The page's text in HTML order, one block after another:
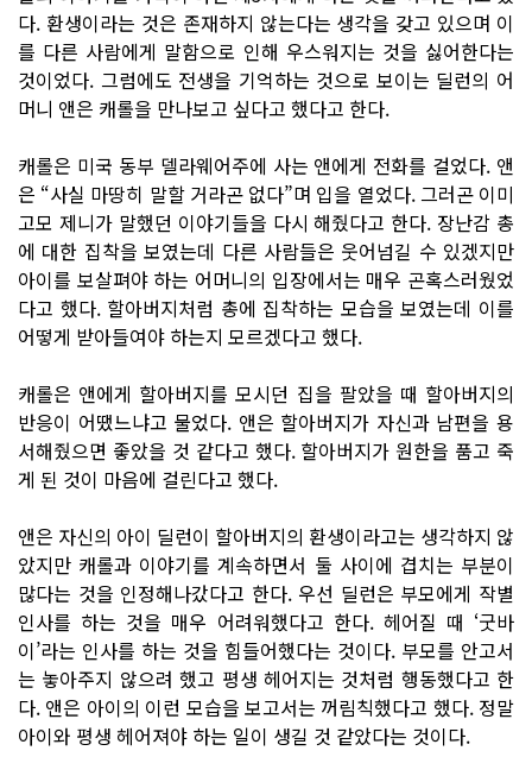
다. 환생이라는 것은 존재하지 않는다는 생각을 갖고 있으며 이
를 다른 사람에게 말함으로 인해 우스워지는 것을 싫어한다는
것이었다. 그럼에도 전생을 기억하는 것으로 보이는 딜런의 어
머니 앤은 캐롤을 만나보고 싶다고 했다고 한다.
캐롤은 미국 동부 델라웨어주에 사는 앤에게 전화를 걸었다. 앤
은 “사실 마땅히 말할 거라곤 없다”며 입을 열었다. 그러곤 이미
고모 제니가 말했던 이야기들을 다시 해줬다고 한다. 장난감 총
에 대한 집착을 보였는데 다른 사람들은 웃어넘길 수 있겠지만
아이를 보살펴야 하는 어머니의 입장에서는 매우 곤혹스러웠었
다고 했다. 할아버지처럼 총에 집착하는 모습을 보였는데 이를
어떻게 받아들여야 하는지 모르겠다고 했다.
캐롤은 앤에게 할아버지를 모시던 집을 팔았을 때 할아버지의
반응이 어땠느냐고 물었다. 앤은 할아버지가 자신과 남편을 용
서해줬으면 좋았을 것 같다고 했다. 할아버지가 원한을 품고 죽
게 된 것이 마음에 걸린다고 했다.
앤은 자신의 아이 딜런이 할아버지의 환생이라고는 생각하지 않
았지만 캐롤과 이야기를 계속하면서 둘 사이에 겹치는 부분이
많다는 것을 인정해나갔다고 한다. 우선 딜런은 부모에게 작별
인사를 하는 것을 매우 어려워했다고 한다. 헤어질 때 ‘굿바
이’라는 인사를 하는 것을 힘들어했다는 것이다. 부모를 안고서
는 놓아주지 않으려 했고 평생 헤어지는 것처럼 행동했다고 한
다. 앤은 아이의 이런 모습을 보고서는 꺼림칙했다고 했다. 정말
아이와 평생 헤어져야 하는 일이 생길 것 같았다는 것이다.